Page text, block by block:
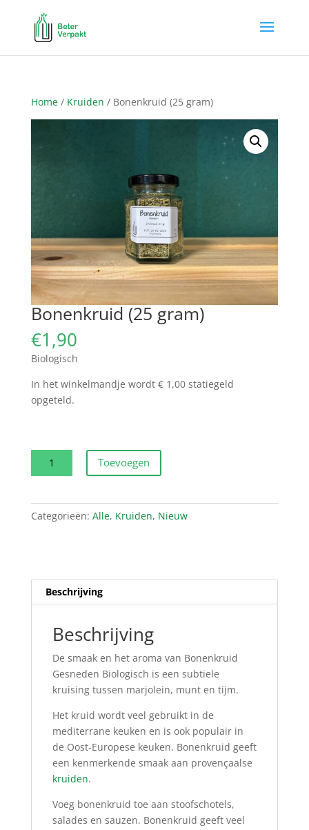
Home/ Kruiden / Bonenkruid (25 gram)
Bonenkruid (25 gram)
€1,90
Biologisch
In het winkelmandje wordt € 1,00 statiegeld
opgeteld.
Bonenkruid
aantal
Toevoegen
Categorieën: Alle, Kruiden, Nieuw
Beschrijving
Beschrijving
De smaak en het aroma van Bonenkruid
Gesneden Biologisch is een subtiele
kruising tussen marjolein, munt en tijm.
Het kruid wordt veel gebruikt in de
mediterrane keuken en is ook populair in
de Oost-Europese keuken. Bonenkruid geeft
een kenmerkende smaak aan provençaalse
kruiden.
Voeg bonenkruid toe aan stoofschotels,
salades en sauzen. Bonenkruid geeft veel